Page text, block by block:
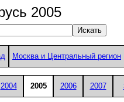
2005
Москва и Центральный регион
2004 2005 2006 2007